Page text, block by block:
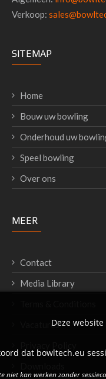
Verkoop:
SITEMAP
Home
Bouw uw bowling
Onderhoud uw
Speel bowling
Over ons
MEER
Contact
Media Library
VacaturesDeze
dat bowltech.eu
niet kan werken zonder